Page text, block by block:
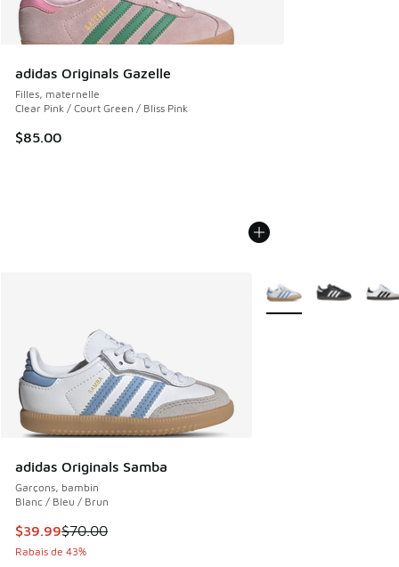
adidas Originals Gazelle
Filles, maternelle
Clear Pink / Court Green / Bliss Pink
$85.00
adidas Originals Samba
Garçons, bambin
Blanc / Bleu / Brun
Cet article est en solde. Le prix est passé de $70.00 à
$39.99$70.00
Rabais de 43%
Plus de couleurs